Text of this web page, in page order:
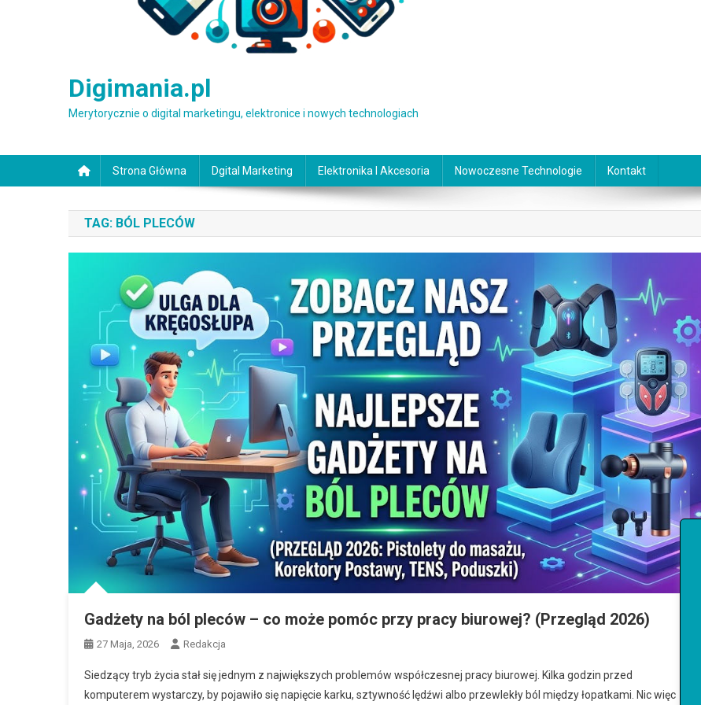
Digimania.pl
Merytorycznie o digital marketingu, elektronice i nowych technologiach
Strona Główna Dgital Marketing Elektronika I Akcesoria Nowoczesne Technologie Kontakt
TAG: BÓL PLECÓW
Gadżety na ból pleców – co może pomóc przy pracy biurowej? (Przegląd 2026)
27 Maja, 2026 Redakcja
Siedzący tryb życia stał się jednym z największych problemów współczesnej pracy biurowej. Kilka godzin przed
komputerem wystarczy, by pojawiło się napięcie karku, sztywność lędźwi albo przewlekły ból między łopatkami. Nic więc